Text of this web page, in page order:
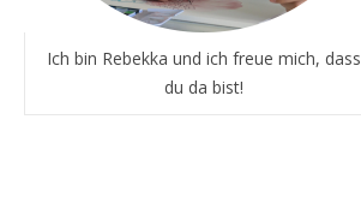
Ich bin Rebekka und ich freue mich, dass
du da bist!